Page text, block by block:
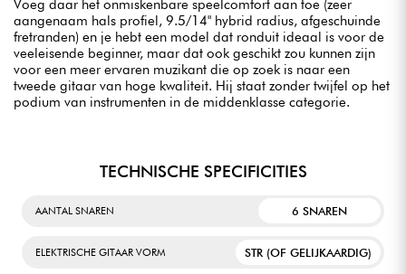
Voeg daar het onmiskenbare speelcomfort aan toe (zeer
aangenaam hals profiel, 9.5/14" hybrid radius, afgeschuinde
fretranden) en je hebt een model dat ronduit ideaal is voor de
veeleisende beginner, maar dat ook geschikt zou kunnen zijn
voor een meer ervaren muzikant die op zoek is naar een
tweede gitaar van hoge kwaliteit. Hij staat zonder twijfel op het
podium van instrumenten in de middenklasse categorie.
TECHNISCHE SPECIFICITIES
AANTAL SNAREN 6 SNAREN
ELEKTRISCHE GITAAR VORM STR (OF GELIJKAARDIG)